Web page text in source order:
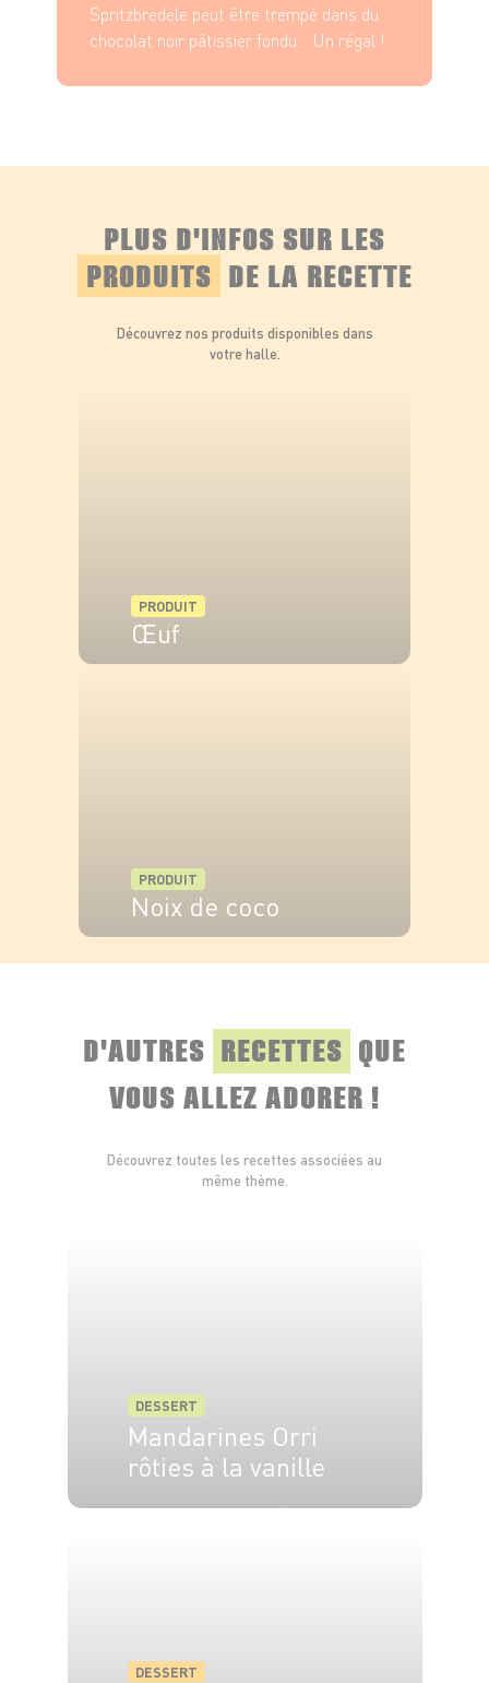
Faites cuire 10 à 15 min au four à 210°C. Les
Spritzbredele sont meilleurs légèrement dorés.
Spritzbredele peut être trempé dans du
chocolat noir pâtissier fondu… Un régal !
PLUS D'INFOS SUR LES
PRODUITS DE LA RECETTE
Découvrez nos produits disponibles dans
votre halle.
PRODUIT
Œuf
PRODUIT
Noix de coco
D'AUTRES RECETTES QUE
VOUS ALLEZ ADORER !
Découvrez toutes les recettes associées au
même thème.
DESSERT
Mandarines Orri
rôties à la vanille
DESSERT